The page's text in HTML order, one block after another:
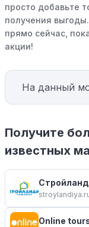
просто добавьте
получения
прямо сейчас,
акции!
На данный
Получите
известных
Online